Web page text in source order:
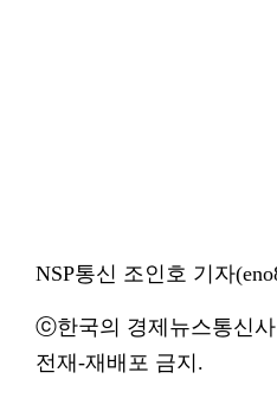
NSP통신 조인호 기자
ⓒ한국의 경제뉴스통신사
전재-재배포 금지.